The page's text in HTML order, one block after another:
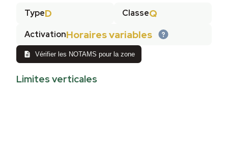
TypeD ClasseQ
ActivationHoraires variables
Vérifier les NOTAMS pour la zone
Limites verticales